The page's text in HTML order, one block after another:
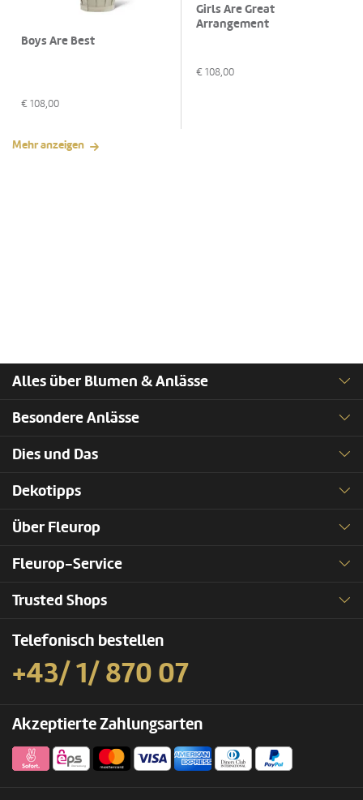
Boys Are Best
€ 108,00
Girls Are Great
Arrangement
€ 108,00
Mehr anzeigen
Alles über Blumen & Anlässe
Besondere Anlässe
Dies und Das
Dekotipps
Über Fleurop
Fleurop-Service
Trusted Shops
Telefonisch bestellen
+43/ 1/ 870 07
Akzeptierte Zahlungsarten